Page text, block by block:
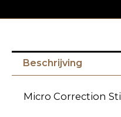
Beschrijving
Micro Correction